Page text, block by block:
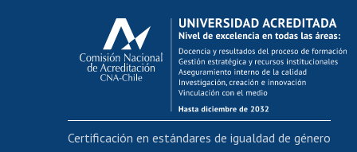
Calificación académica
Postulación al AUCAI
Funcionarias/os
Cursos internos de capacitación
Bienestar del personal
Portal de movilidad interna
Certificación en estándares de igualdad de género